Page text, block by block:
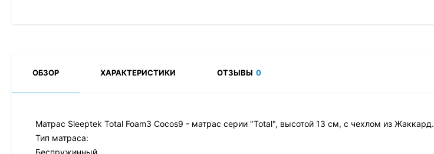
ОБЗОР ХАРАКТЕРИСТИКИ ОТЗЫВЫ 0
Матрас Sleeptek Total Foam3 Cocos9 - матрас серии "Total", высотой 13 см, с чехлом из Жаккард.
Тип матраса:
Беспружинный